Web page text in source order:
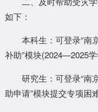
如下：
本科生：可登录“
补助”模块(2024—2025
研究生：可登录“
助申请”模块提交专项困